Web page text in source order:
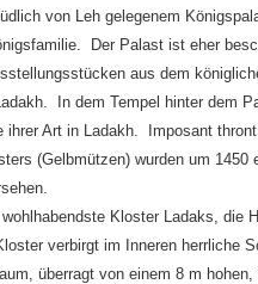
von Leh gelegenem
Der Palast ist eher
aus dem
In dem Tempel hinter dem
ihrer Art in Ladakh. Imposant
(Gelbmützen) wurden um
wohlhabendste Kloster Ladaks,
verbirgt im Inneren herrliche
überragt von einem 8 m